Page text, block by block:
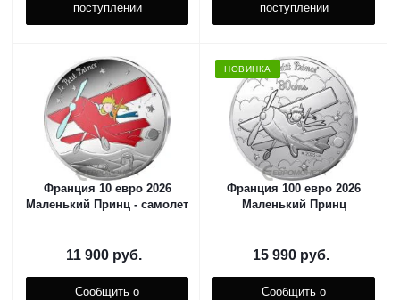
поступлении
поступлении
Франция 10 евро 2026
Маленький Принц - самолет
11 900 руб.
Сообщить о
НОВИНКА
Франция 100 евро 2026
Маленький Принц
15 990руб.
Сообщить о